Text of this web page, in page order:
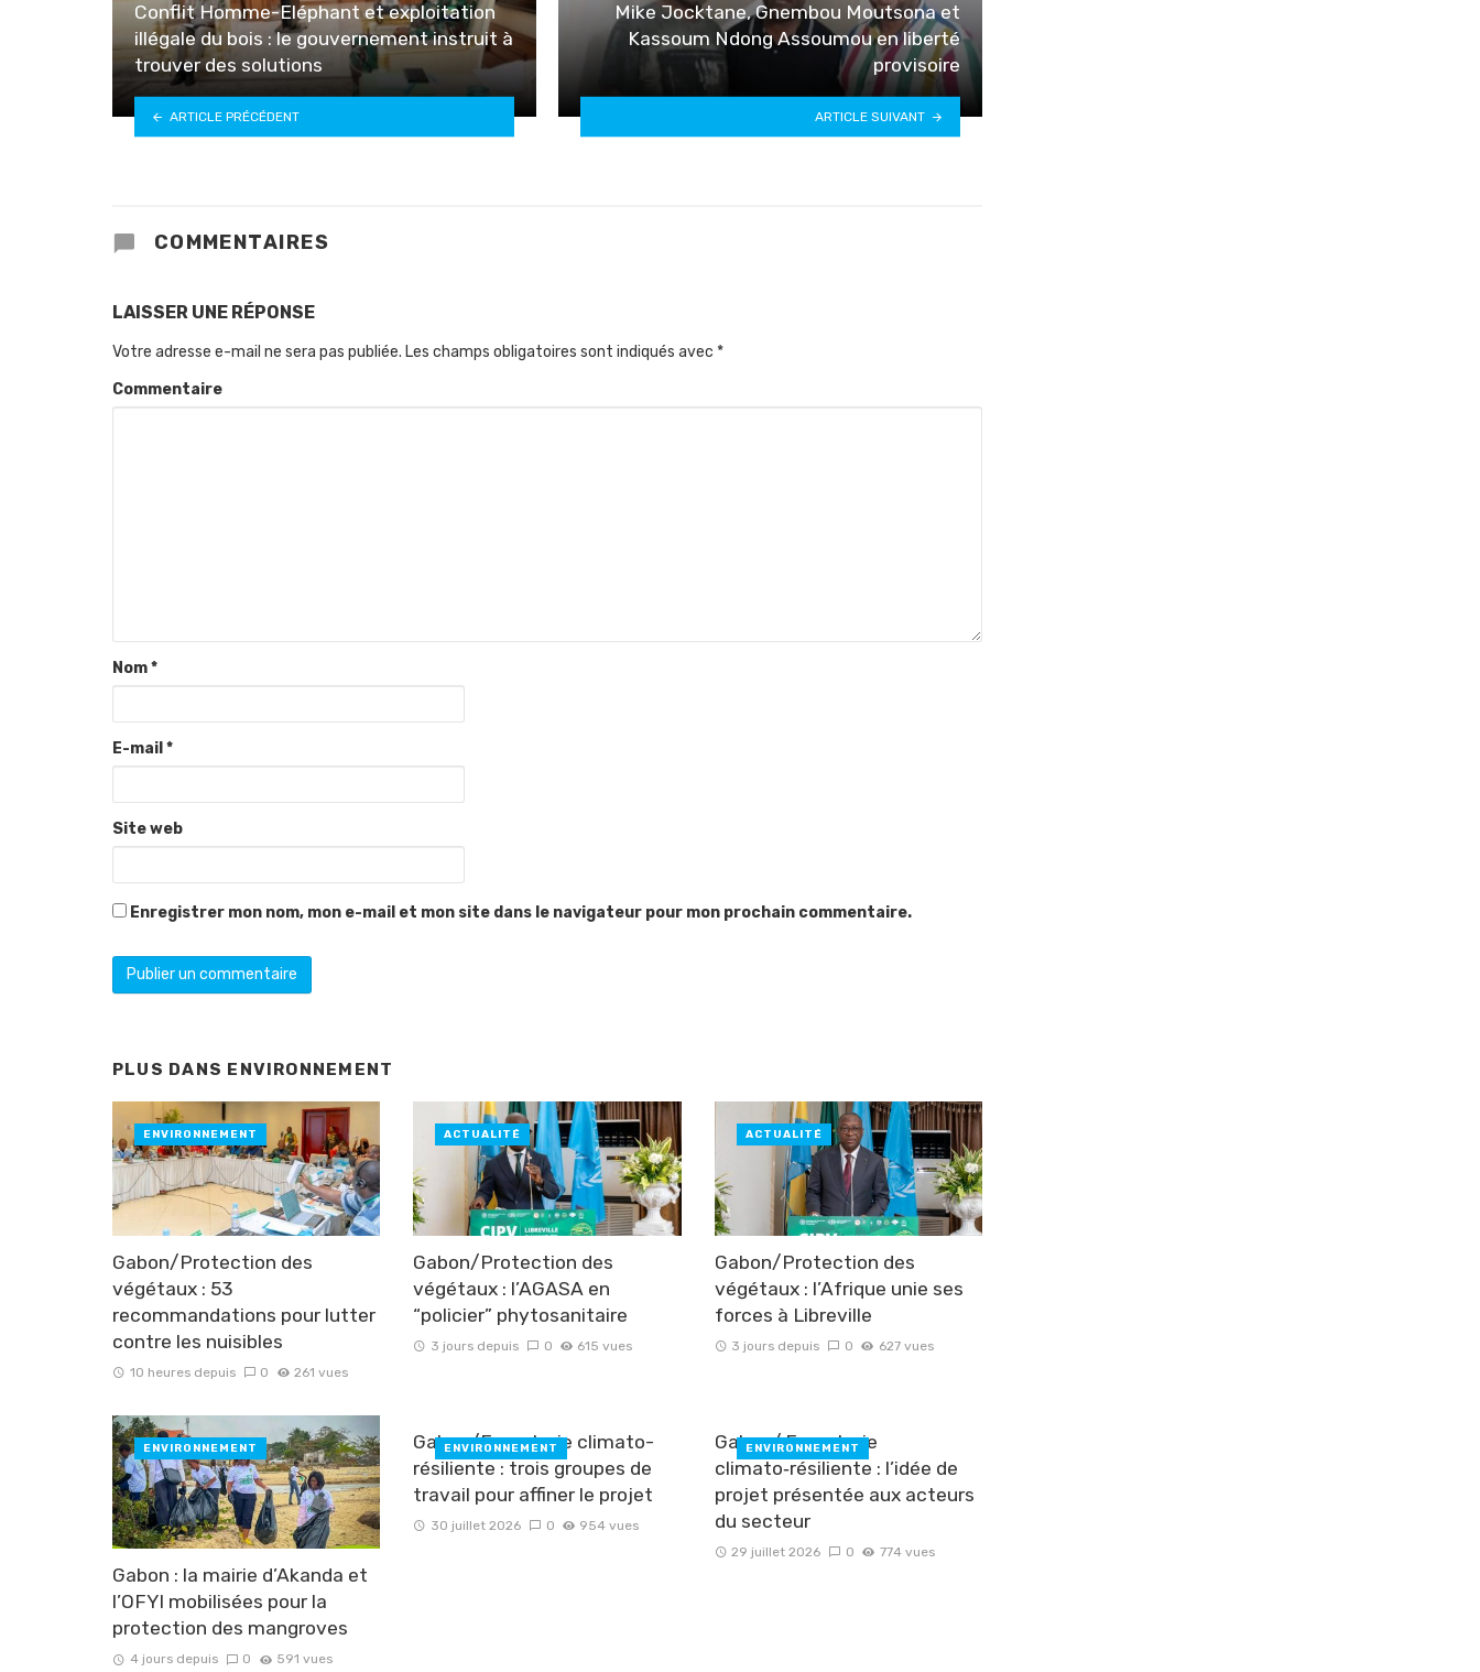
Conflit Homme-Eléphant et exploitation
illégale du bois : le gouvernement instruit à
trouver des solutions
ARTICLE PRÉCÉDENT
Mike Jocktane, Gnembou Moutsona et
Kassoum Ndong Assoumou en liberté
provisoire
ARTICLE SUIVANT
COMMENTAIRES
LAISSER UNE RÉPONSE
Votre adresse e-mail ne sera pas publiée. Les champs obligatoires sont indiqués avec *
Commentaire
Nom*
E-mail *
Site web
Enregistrer mon nom, mon e-mail et mon site dans le navigateur pour mon prochain commentaire.
PLUS DANS ENVIRONNEMENT
Gabon/Protection des
végétaux : 53
recommandations pour lutter
contre les nuisibles
10 heures depuis 0 261 vues
ENVIRONNEMENT
Gabon/Protection des
végétaux : l’AGASA en
“policier” phytosanitaire
3 jours depuis 0 615 vues
ACTUALITÉ
Gabon/Protection des
végétaux : l’Afrique unie ses
forces à Libreville
3 jours depuis 0 627 vues
ACTUALITÉ
Gabon : la mairie d’Akanda et
l’OFYI mobilisées pour la
protection des mangroves
4 jours depuis 0 591 vues
ENVIRONNEMENT
Gabon/Foresterie climato-
résiliente : trois groupes de
travail pour affiner le projet
30 juillet 2026 0 954 vues
ENVIRONNEMENT
Gabon/ Foresterie
climato‑résiliente : l’idée de
projet présentée aux acteurs
du secteur
29 juillet 2026 0 774 vues
ENVIRONNEMENT